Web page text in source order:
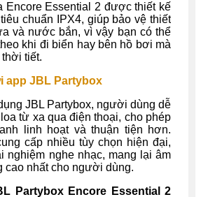
Encore Essential 2 được thiết kế
chuẩn IPX4, giúp bảo vệ thiết
và nước bắn, vì vậy bạn có thể
khi đi biển hay bên hồ bơi mà
tiết.
app JBL Partybox
JBL Partybox, người dùng dễ
từ xa qua điện thoại, cho phép
linh hoạt và thuận tiện hơn.
cấp nhiều tùy chọn hiện đại,
nghiệm nghe nhạc, mang lại âm
cao nhất cho người dùng.
Partybox Encore Essential 2